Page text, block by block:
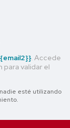
. Accede
para validar el
esté utilizando